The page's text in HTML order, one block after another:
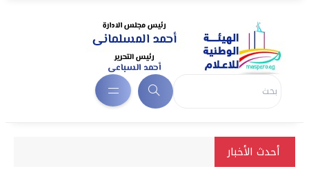
أحدث الأخبار